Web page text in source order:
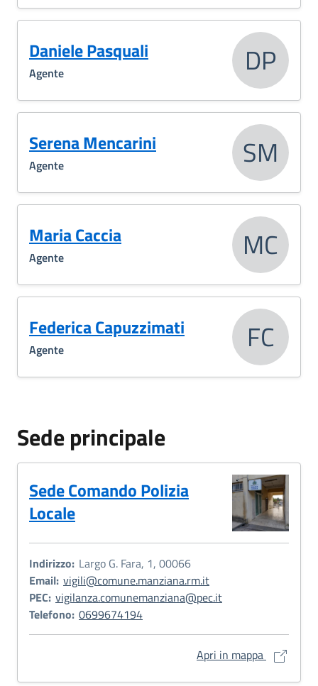
Daniele Pasquali
Agente DP
Serena Mencarini
Agente SM
Maria Caccia
Agente MC
Federica Capuzzimati
Agente FC
Sede principale
Sede Comando Polizia
Locale
Indirizzo: Largo G. Fara, 1, 00066
Email: vigili@comune.manziana.rm.it
PEC: vigilanza.comunemanziana@pec.it
Telefono: 0699674194
Apri in mappa Sede